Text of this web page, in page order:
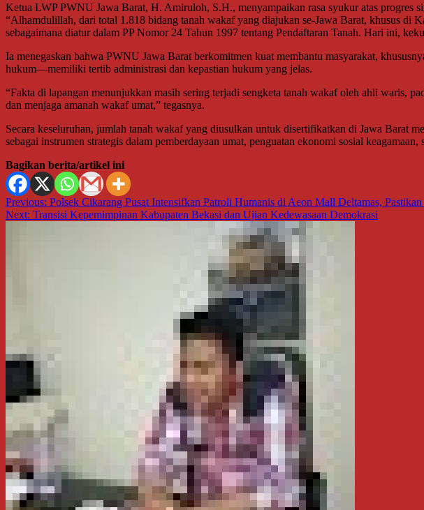
Ketua LWP PWNU Jawa Barat, H. Amiruloh, S.H., menyampaikan rasa syukur atas progres
“Alhamdulillah, dari total 1.818 bidang tanah wakaf yang diajukan se-Jawa Barat, khusus di
sebagaimana diatur dalam PP Nomor 24 Tahun 1997 tentang Pendaftaran Tanah. Hari ini,
Ia menegaskan bahwa PWNU Jawa Barat berkomitmen kuat membantu masyarakat,
hukum—memiliki tertib administrasi dan kepastian hukum yang jelas.
“Fakta di lapangan menunjukkan masih sering terjadi sengketa tanah wakaf oleh ahli waris,
dan menjaga amanah wakaf umat,” tegasnya.
Secara keseluruhan, jumlah tanah wakaf yang diusulkan untuk disertifikatkan di Jawa Barat
sebagai instrumen strategis dalam pemberdayaan umat, penguatan ekonomi sosial
Bagikan berita/artikel ini
Navigasi
pos
Previous: Polsek Cikarang Pusat Intensifkan Patroli Humanis di Aeon Mall Deltamas,
Next: Transisi Kepemimpinan Kabupaten Bekasi dan Ujian Kedewasaan Demokrasi